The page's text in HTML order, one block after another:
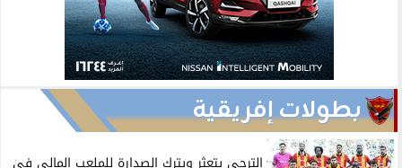
بطولات إفريقية
الترجي يتعثر ويترك الصدارة للملعب المالي في